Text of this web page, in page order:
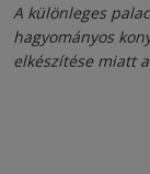
A különleges
hagyományos
elkészítése miatt